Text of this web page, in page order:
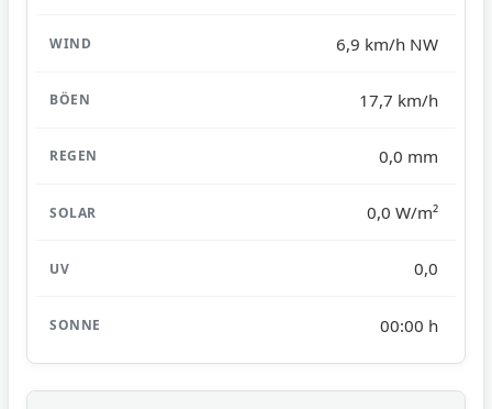
6,9 km/h NW
17,7 km/h
0,0 mm
0,0 W/m²
0,0
00:00 h